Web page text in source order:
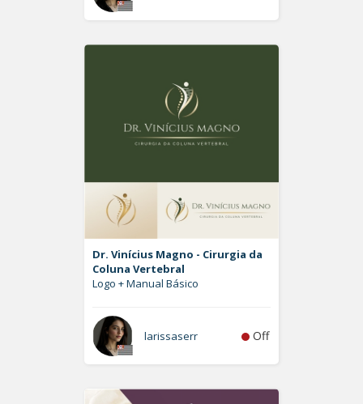
Dr. Vinícius Magno - Cirurgia da
Coluna Vertebral
Logo + Manual Básico
larissaserr Off